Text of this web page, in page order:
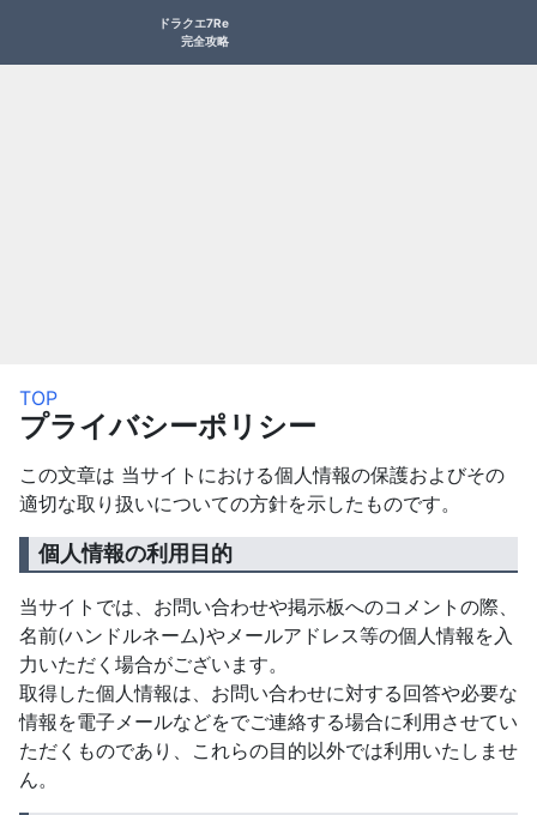
ドラクエ7Re
完全攻略
TOP
プライバシーポリシー
この文章は 当サイトにおける個人情報の保護およびその
適切な取り扱いについての方針を示したものです。
個人情報の利用目的
当サイトでは、お問い合わせや掲示板へのコメントの際、
名前(ハンドルネーム)やメールアドレス等の個人情報を入
力いただく場合がございます。
取得した個人情報は、お問い合わせに対する回答や必要な
情報を電子メールなどをでご連絡する場合に利用させてい
ただくものであり、これらの目的以外では利用いたしませ
ん。